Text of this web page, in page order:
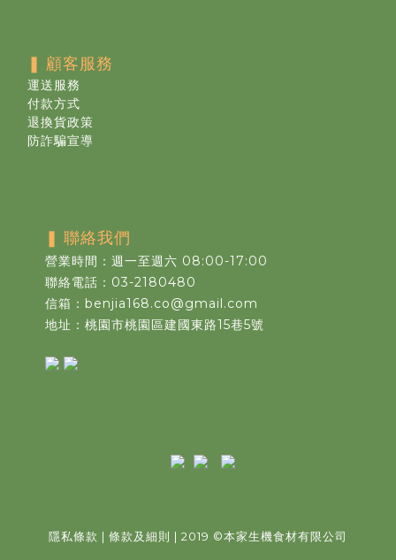
❚ 顧客服務
運送服務
付款方式
退換貨政策
防詐騙宣導
❚ 聯絡我們
營業時間：週一至週六 08:00-17:00
聯絡電話：03-2180480
信箱：benjia168.co@gmail.com
地址：桃園市桃園區建國東路15巷5號
隱私條款 | 條款及細則 | 2019 ©本家生機食材有限公司